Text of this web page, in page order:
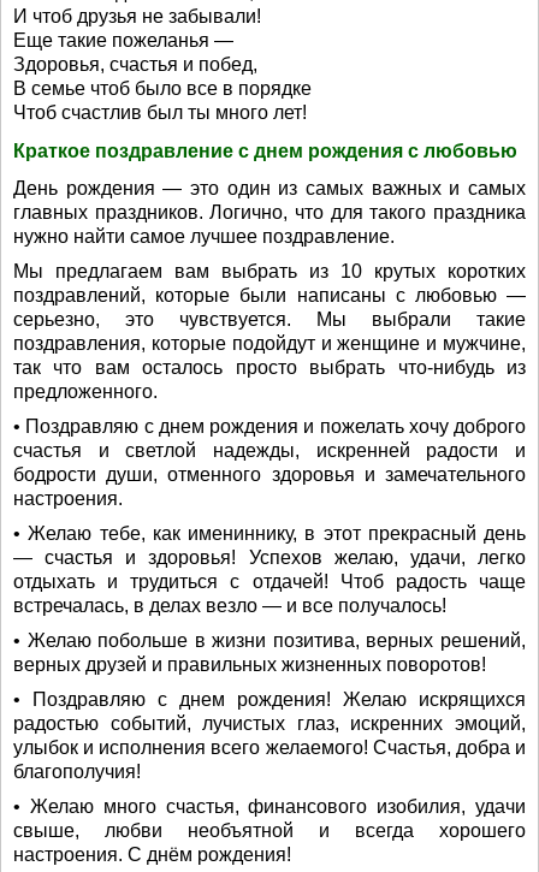
И чтоб друзья не забывали!
Еще такие пожеланья —
Здоровья, счастья и побед,
В семье чтоб было все в порядке
Чтоб счастлив был ты много лет!
Краткое поздравление с днем рождения с любовью
День рождения — это один из самых важных и самых
главных праздников. Логично, что для такого праздника
нужно найти самое лучшее поздравление.
Мы предлагаем вам выбрать из 10 крутых коротких
поздравлений, которые были написаны с любовью —
серьезно, это чувствуется. Мы выбрали такие
поздравления, которые подойдут и женщине и мужчине,
так что вам осталось просто выбрать что-нибудь из
предложенного.
• Поздравляю с днем рождения и пожелать хочу доброго
счастья и светлой надежды, искренней радости и
бодрости души, отменного здоровья и замечательного
настроения.
• Желаю тебе, как имениннику, в этот прекрасный день
— счастья и здоровья! Успехов желаю, удачи, легко
отдыхать и трудиться с отдачей! Чтоб радость чаще
встречалась, в делах везло — и все получалось!
• Желаю побольше в жизни позитива, верных решений,
верных друзей и правильных жизненных поворотов!
• Поздравляю с днем рождения! Желаю искрящихся
радостью событий, лучистых глаз, искренних эмоций,
улыбок и исполнения всего желаемого! Счастья, добра и
благополучия!
• Желаю много счастья, финансового изобилия, удачи
свыше, любви необъятной и всегда хорошего
настроения. С днём рождения!